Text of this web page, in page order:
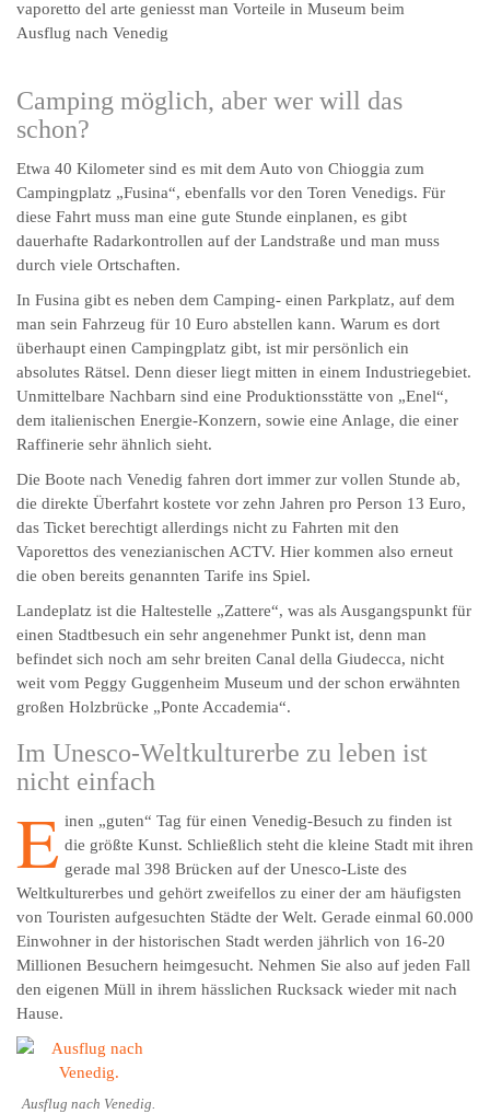
Camping möglich, aber wer will das
schon?
Etwa 40 Kilometer sind es mit dem Auto von Chioggia zum
Campingplatz „Fusina“, ebenfalls vor den Toren Venedigs. Für
diese Fahrt muss man eine gute Stunde einplanen, es gibt
dauerhafte Radarkontrollen auf der Landstraße und man muss
durch viele Ortschaften.
In Fusina gibt es neben dem Camping- einen Parkplatz, auf dem
man sein Fahrzeug für 10 Euro abstellen kann. Warum es dort
überhaupt einen Campingplatz gibt, ist mir persönlich ein
absolutes Rätsel. Denn dieser liegt mitten in einem Industriegebiet.
Unmittelbare Nachbarn sind eine Produktionsstätte von „Enel“,
dem italienischen Energie-Konzern, sowie eine Anlage, die einer
Raffinerie sehr ähnlich sieht.
Die Boote nach Venedig fahren dort immer zur vollen Stunde ab,
die direkte Überfahrt kostete vor zehn Jahren pro Person 13 Euro,
das Ticket berechtigt allerdings nicht zu Fahrten mit den
Vaporettos des venezianischen ACTV. Hier kommen also erneut
die oben bereits genannten Tarife ins Spiel.
Landeplatz ist die Haltestelle „Zattere“, was als Ausgangspunkt für
einen Stadtbesuch ein sehr angenehmer Punkt ist, denn man
befindet sich noch am sehr breiten Canal della Giudecca, nicht
weit vom Peggy Guggenheim Museum und der schon erwähnten
großen Holzbrücke „Ponte Accademia“.
Im Unesco-Weltkulturerbe zu leben ist
nicht einfach
E inen „guten“ Tag für einen Venedig-Besuch zu finden ist
die größte Kunst. Schließlich steht die kleine Stadt mit ihren
gerade mal 398 Brücken auf der Unesco-Liste des
Weltkulturerbes und gehört zweifellos zu einer der am häufigsten
von Touristen aufgesuchten Städte der Welt. Gerade einmal 60.000
Einwohner in der historischen Stadt werden jährlich von 16-20
Millionen Besuchern heimgesucht. Nehmen Sie also auf jeden Fall
den eigenen Müll in ihrem hässlichen Rucksack wieder mit nach
Hause.
Ausflug nach Venedig.